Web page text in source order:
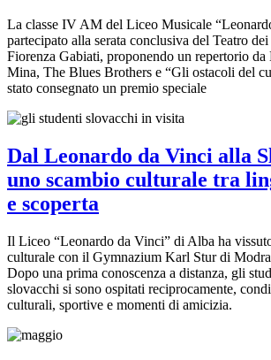
La classe IV AM del Liceo Musicale
partecipato alla serata conclusiva del Teatro
Fiorenza Gabiati, proponendo un repertorio da
Mina, The Blues Brothers e “Gli ostacoli del
stato consegnato un premio speciale
Dal Leonardo da Vinci alla
uno scambio culturale tra
e scoperta
Il Liceo “Leonardo da Vinci” di Alba ha
culturale con il Gymnazium Karl Stur di
Dopo una prima conoscenza a distanza, gli
slovacchi si sono ospitati reciprocamente,
culturali, sportive e momenti di amicizia.